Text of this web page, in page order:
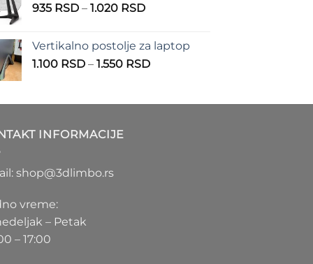
935 RSD – 1.020 RSDRaspon
935 RSD
do
Vertikalno postolje za laptop
1.100 RSD – 1.550 RSDRaspon
1.100 RSD
INFORMACIJE
shop@3dlimbo.rs
vreme:
– Petak
– 17:00